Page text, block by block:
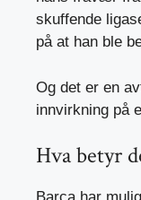
skuffende
på at han ble
Og det er en
innvirkning på
Hva betyr